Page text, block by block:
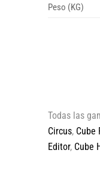
Peso (KG)
Todas las
Circus, Cube
Editor, Cube